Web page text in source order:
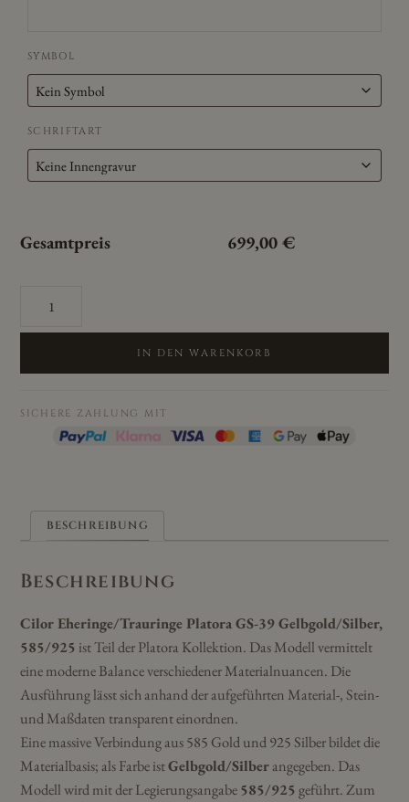
SYMBOL
SCHRIFTART
Gesamtpreis 699,00 €
Eheringe/Trauringe
Platora
39
585/925
IN DEN WARENKORB
SICHERE ZAHLUNG MIT
BESCHREIBUNG
Beschreibung
Cilor Eheringe/Trauringe Platora GS-39 Gelbgold/Silber,
585/925 ist Teil der Platora Kollektion. Das Modell vermittelt
eine moderne Balance verschiedener Materialnuancen. Die
Ausführung lässt sich anhand der aufgeführten Material-, Stein-
und Maßdaten transparent einordnen.
Eine massive Verbindung aus 585 Gold und 925 Silber bildet die
Materialbasis; als Farbe istGelbgold/Silberangegeben. Das
Modell wird mit der Legierungsangabe585/925geführt. Zum